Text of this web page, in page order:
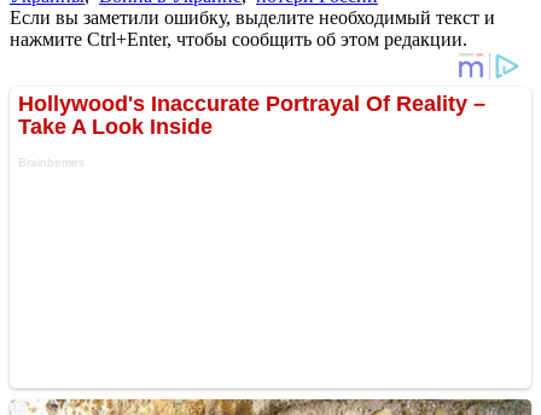
Если вы заметили ошибку, выделите необходимый текст и
нажмите Ctrl+Enter, чтобы сообщить об этом редакции.